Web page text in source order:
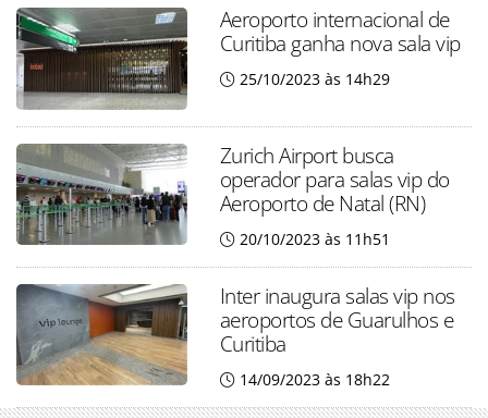
Aeroporto internacional de
Curitiba ganha nova sala vip
25/10/2023 às 14h29
Zurich Airport busca
operador para salas vip do
Aeroporto de Natal (RN)
20/10/2023 às 11h51
Inter inaugura salas vip nos
aeroportos de Guarulhos e
Curitiba
14/09/2023 às 18h22